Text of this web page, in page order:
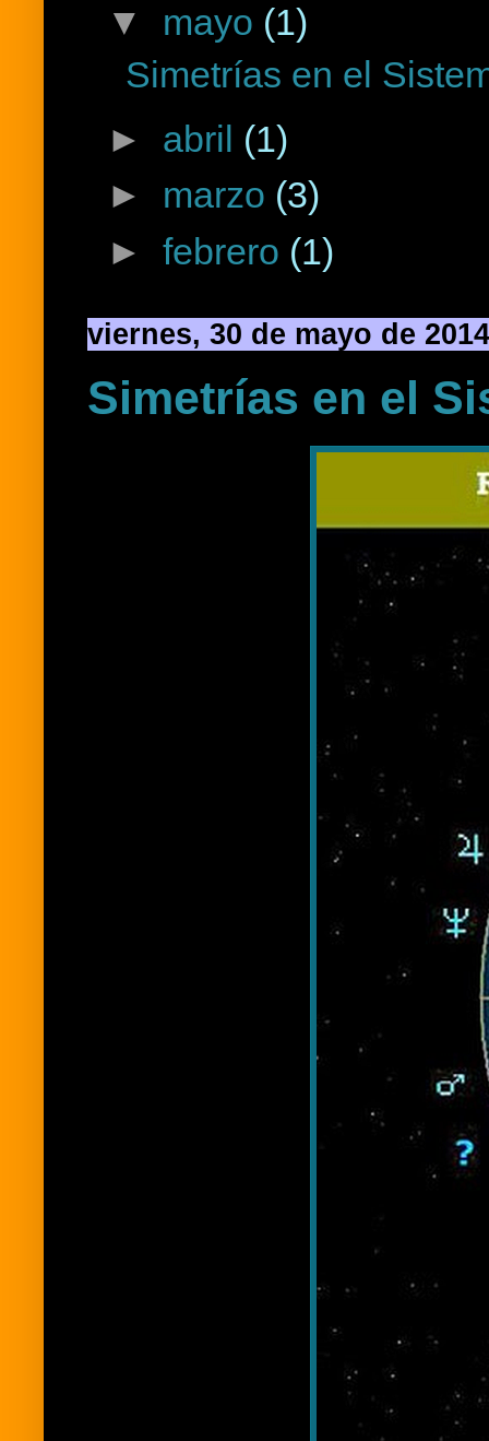
▼ mayo (1)
Simetrías en el
► abril (1)
► marzo (3)
► febrero (1)
viernes, 30 de mayo de 2014
Simetrías en el